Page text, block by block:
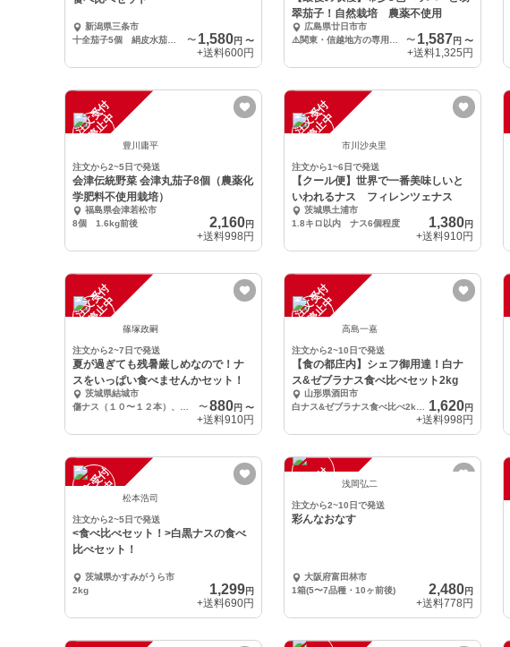
新潟県三条市
〜 1,580円 〜
+送料600円
翠茄子！自然栽培 農薬不使用
広島県廿日市市
〜 1,587 円 〜
+送料1,325円
注
文
受
付
停
止
中
豊川庸平
注文から2~5日で発送
会津伝統野菜 会津丸茄子8個（農薬化
学肥料不使用栽培）
福島県会津若松市
8個 1.6kg前後
2,160円
+送料998円
注
文
受
付
停
止
中
市川沙央里
注文から1~6日で発送
【クール便】世界で一番美味しいと
いわれるナス フィレンツェナス
茨城県土浦市
1.8キロ以内 ナス6個程度
1,380円
+送料910円
注
文
受
付
停
止
中
篠塚政嗣
注文から2~7日で発送
夏が過ぎても残暑厳しめなので！ナ
スをいっぱい食べませんかセット！
茨城県結城市
〜 880円 〜
+送料910円
注
文
受
付
停
止
中
高島一嘉
注文から2~10日で発送
【食の都庄内】シェフ御用達！白ナ
ス&ゼブラナス食べ比べセット2kg
山形県酒田市
1,620円
+送料998円
注
文
受
付
停
止
中 松本浩司
注文から2~5日で発送
<食べ比べセット！>白黒ナスの食べ
比べセット！
茨城県かすみがうら市
2kg
1,299円
+送料690円
注
文
受
付
停
止
中 浅岡弘二
注文から2~10日で発送
彩んなおなす
大阪府富田林市
1箱(5〜7品種・10ヶ前後)
2,480円
+送料778円